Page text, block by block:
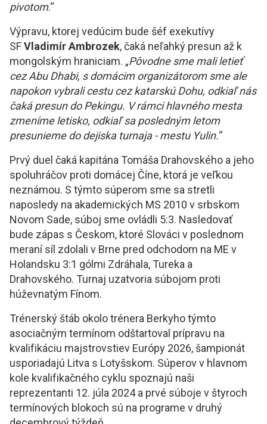
pivotom.“
Výpravu, ktorej vedúcim bude šéf exekutívy
SFVladimír Ambrozek, čaká neľahký presun až k
mongolským hraniciam. „Pôvodne sme mali letieť
cez Abu Dhabi, s domácim organizátorom sme ale
napokon vybrali cestu cez katarskú Dohu, odkiaľ nás
čaká presun do Pekingu. V rámci hlavného mesta
zmeníme letisko, odkiaľ sa posledným letom
presunieme do dejiska turnaja - mestu Yulin.“
Prvý duel čaká kapitána Tomáša Drahovského a jeho
spoluhráčov proti domácej Číne, ktorá je veľkou
neznámou. S týmto súperom sme sa stretli
naposledy na akademických MS 2010 v srbskom
Novom Sade, súboj sme ovládli 5:3. Nasledovať
bude zápas s Českom, ktoré Slováci v poslednom
meraní síl zdolali v Brne pred odchodom na ME v
Holandsku 3:1 gólmi Zdráhala, Tureka a
Drahovského. Turnaj uzatvoria súbojom proti
húževnatým Fínom.
Trénerský štáb okolo trénera Berkyho týmto
asociačným termínom odštartoval prípravu na
kvalifikáciu majstrovstiev Európy 2026, šampionát
usporiadajú Litva s Lotyšskom. Súperov v hlavnom
kole kvalifikačného cyklu spoznajú naši
reprezentanti 12. júla 2024 a prvé súboje v štyroch
termínových blokoch sú na programe v druhý